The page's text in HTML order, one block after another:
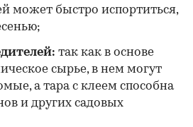
может быстро испортиться,
так как в основе
сырье, в нем могут
а тара с клеем способна
и других садовых